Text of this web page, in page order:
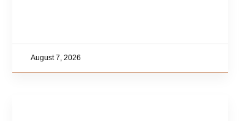
August 7, 2026